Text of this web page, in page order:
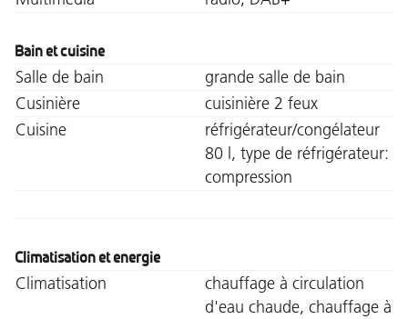
Bain et cuisine
Salle de bain
grande salle de bain
Cusinière
cuisinière 2 feux
Cuisine
réfrigérateur/congélateur
80 l, type de réfrigérateur:
compression
Climatisation et energie
Climatisation
chauffage à circulation
d'eau chaude, chauffage à